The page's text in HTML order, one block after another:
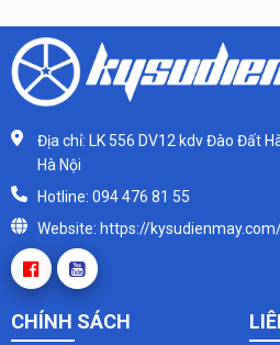
Địa chỉ: LK 556 DV12 kdv Đào Đất
Hà Nội
Hotline: 094 476 81 55
Website: https://
CHÍNH SÁCH